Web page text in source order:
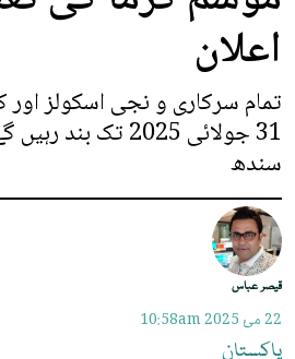
اعلان
تمام سرکاری و نجی اسکولز
31 جولائی 2025 تک
سندھ
قیصر عباس
22 مئ 2025 10:58am
پاکستان